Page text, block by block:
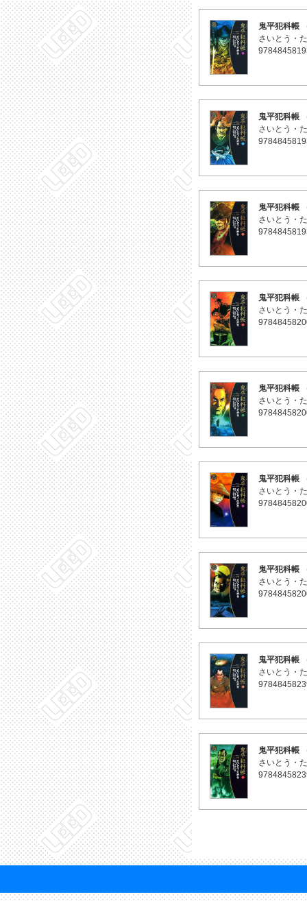
鬼平犯科帳
さいとう・
鬼平犯科帳
さいとう・
鬼平犯科帳
さいとう・
鬼平犯科帳
さいとう・
鬼平犯科帳
さいとう・
鬼平犯科帳
さいとう・
鬼平犯科帳
さいとう・
鬼平犯科帳
さいとう・
鬼平犯科帳
さいとう・